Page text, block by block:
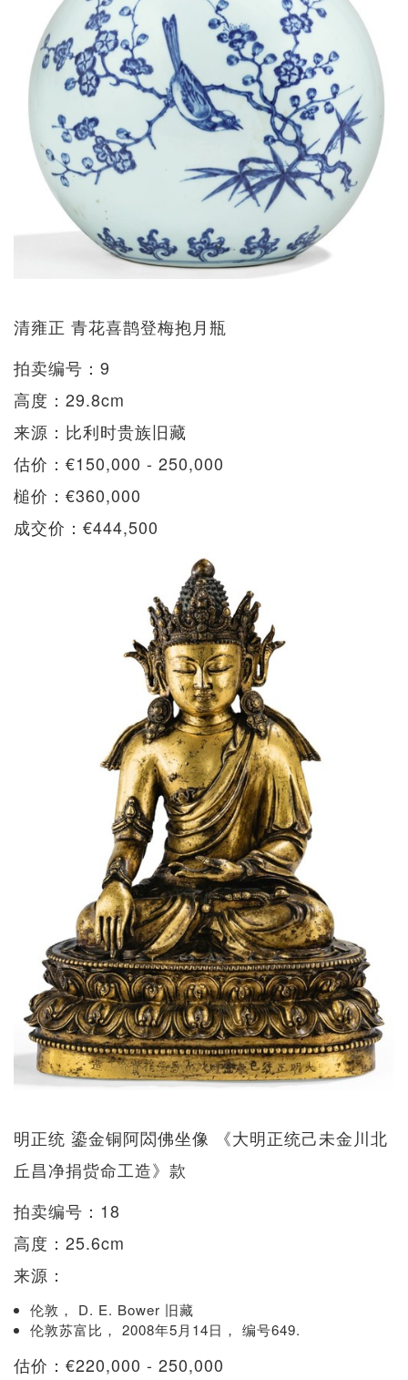
清雍正 青花喜鹊登梅抱月瓶
拍卖编号：9
高度：29.8cm
来源：比利时贵族旧藏
估价：€150,000 - 250,000
槌价：€360,000
成交价：€444,500
明正统 鎏金铜阿閦佛坐像 《大明正统己未金川北
丘昌净捐赀命工造》款
拍卖编号：18
高度：25.6cm
来源：
伦敦， D. E. Bower 旧藏
伦敦苏富比， 2008年5月14日， 编号649.
估价：€220,000 - 250,000